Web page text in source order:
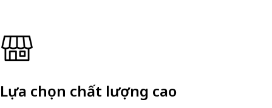
Lựa chọn chất lượng cao